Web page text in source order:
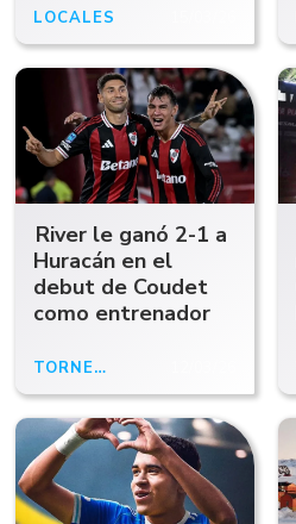
ratificó su gran
inicio de
temporada
LOCALES
River le ganó 2-1 a
Huracán en el
debut de Coudet
como entrenador
TORNEO APERTURA 2026